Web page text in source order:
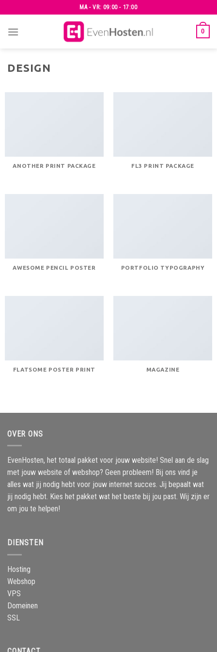
to
content
MA - VR: 09:00 - 17:00
0
DESIGN
ANOTHER PRINT PACKAGE FL3 PRINT PACKAGE
AWESOME PENCIL POSTER PORTFOLIO TYPOGRAPHY
FLATSOME POSTER PRINT MAGAZINE
OVER ONS
EvenHosten, het totaal pakket voor jouw website! Snel aan de slag
met jouw website of webshop? Geen probleem! Bij ons vind je
alles wat jij nodig hebt voor jouw internet succes. Jij bepaalt wat
jij nodig hebt. Kies het pakket wat het beste bij jou past. Wij zijn er
om jou te helpen!
DIENSTEN
Hosting
Webshop
VPS
Domeinen
SSL